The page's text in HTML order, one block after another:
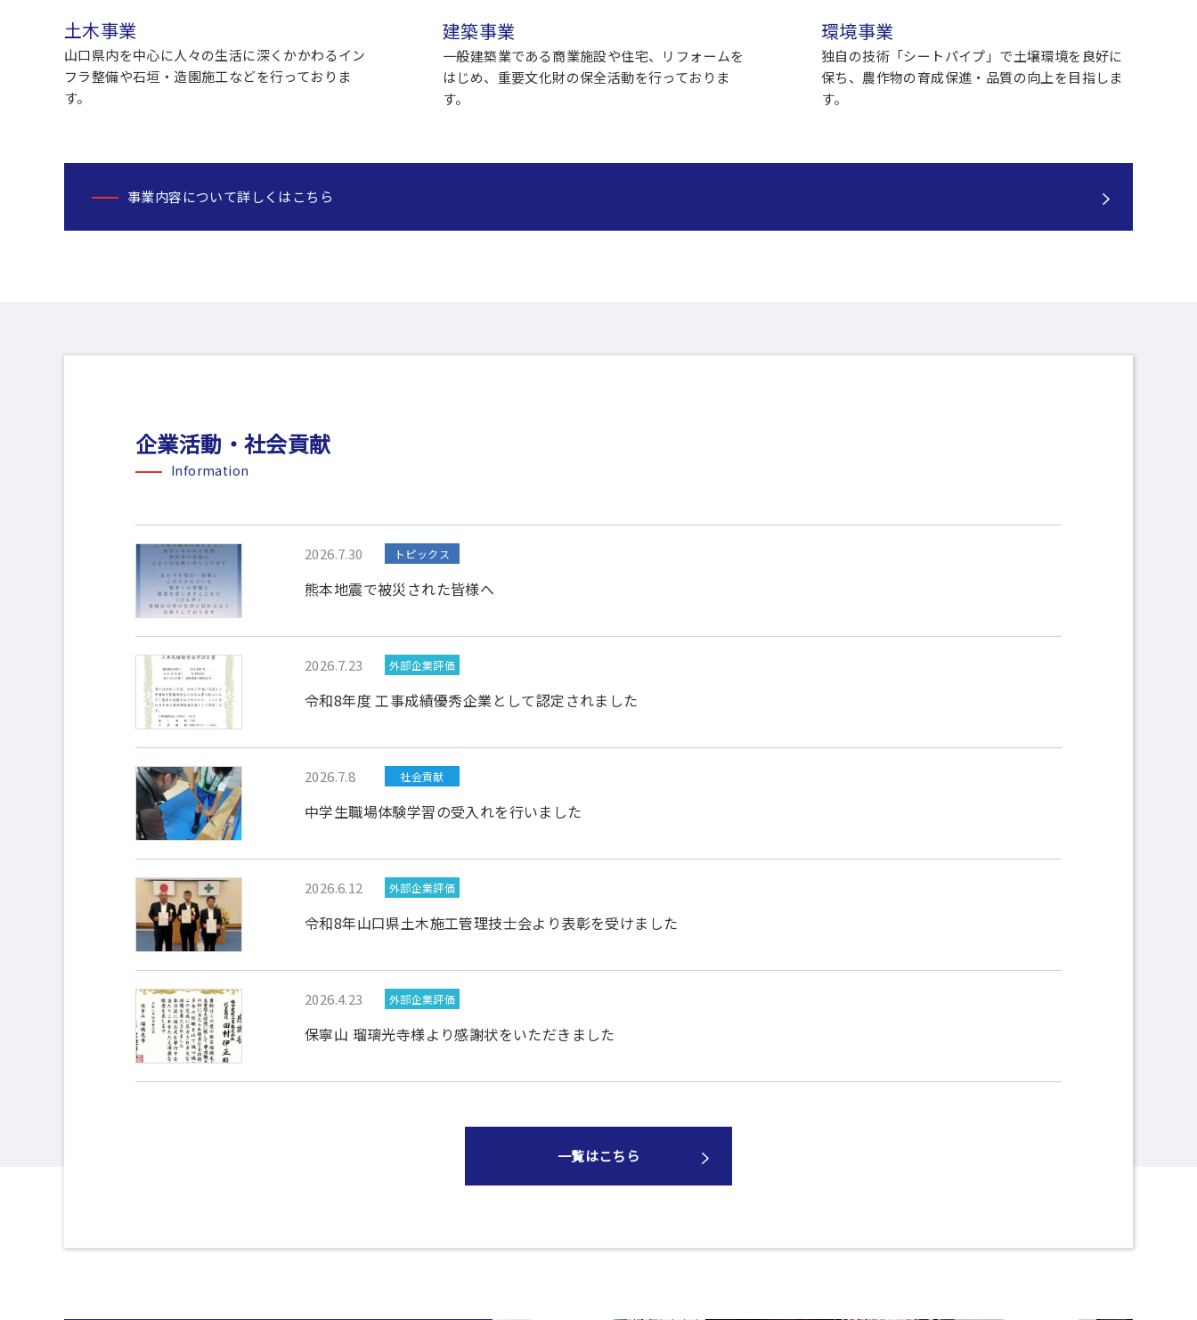
土木事業
山口県内を中心に人々の生活に深くかかわるイン
フラ整備や石垣・造園施工などを行っておりま
す。
建築事業
一般建築業である商業施設や住宅、リフォームを
はじめ、重要文化財の保全活動を行っておりま
す。
環境事業
独自の技術「シートパイプ」で土壌環境を良好に
保ち、農作物の育成保進・品質の向上を目指しま
す。
事業内容について詳しくはこちら
企業活動・社会貢献
Information
2026.7.30 トピックス
熊本地震で被災された皆様へ
2026.7.23 外部企業評価
令和8年度 工事成績優秀企業として認定されました
2026.7.8 社会貢献
中学生職場体験学習の受入れを行いました
2026.6.12 外部企業評価
令和8年山口県土木施工管理技士会より表彰を受けました
2026.4.23 外部企業評価
保寧山 瑠璃光寺様より感謝状をいただきました
一覧はこちら